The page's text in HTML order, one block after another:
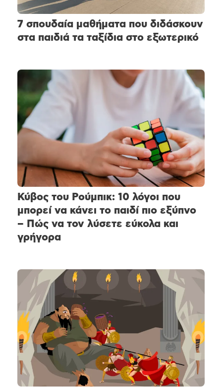
7 σπουδαία μαθήματα που διδάσκουν
στα παιδιά τα ταξίδια στο εξωτερικό
Κύβος του Ρούμπικ: 10 λόγοι που
μπορεί να κάνει το παιδί πιο εξύπνο
– Πώς να τον λύσετε εύκολα και
γρήγορα